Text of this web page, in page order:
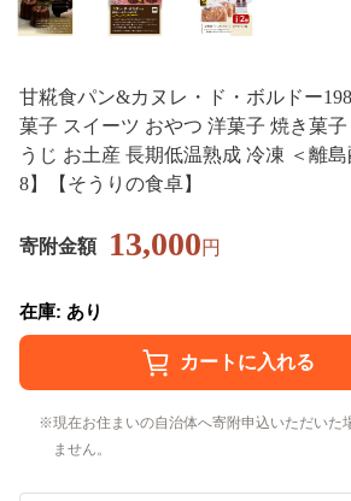
甘糀食パン&カヌレ・ド・ボルドー
菓子 スイーツ おやつ 洋菓子 焼き菓
うじ お土産 長期低温熟成 冷凍 ＜離
8】【そうりの食卓】
寄附金額 13,000円
在庫: あり
現在お住まいの自治体へ寄附申込いただいた
ません。